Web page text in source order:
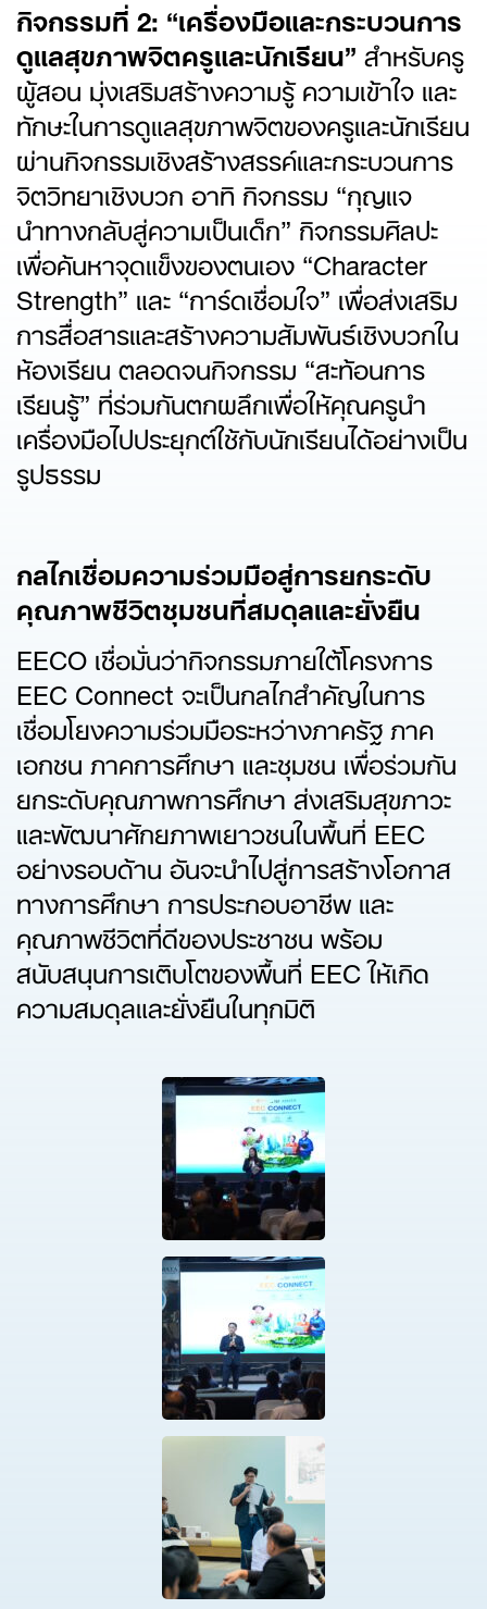
กิจกรรมที่2: “เครื่องมือและกระบวนการ
ดูแลสุขภาพจิตครูและนักเรียน”สำหรับครู
ผู้สอน มุ่งเสริมสร้างความรู้ ความเข้าใจ และ
ทักษะในการดูแลสุขภาพจิตของครูและนักเรียน
ผ่านกิจกรรมเชิงสร้างสรรค์และกระบวนการ
จิตวิทยาเชิงบวก อาทิ กิจกรรม “กุญแจ
นำทางกลับสู่ความเป็นเด็ก” กิจกรรมศิลปะ
เพื่อค้นหาจุดแข็งของตนเอง “Character
Strength” และ “การ์ดเชื่อมใจ” เพื่อส่งเสริม
การสื่อสารและสร้างความสัมพันธ์เชิงบวกใน
ห้องเรียน ตลอดจนกิจกรรม “สะท้อนการ
เรียนรู้” ที่ร่วมกันตกผลึกเพื่อให้คุณครูนำ
เครื่องมือไปประยุกต์ใช้กับนักเรียนได้อย่างเป็น
รูปธรรม
กลไกเชื่อมความร่วมมือสู่การยกระดับ
คุณภาพชีวิตชุมชนที่สมดุลและยั่งยืน
EECO เชื่อมั่นว่ากิจกรรมภายใต้โครงการ
EEC Connect จะเป็นกลไกสำคัญในการ
เชื่อมโยงความร่วมมือระหว่างภาครัฐ ภาค
เอกชน ภาคการศึกษา และชุมชน เพื่อร่วมกัน
ยกระดับคุณภาพการศึกษา ส่งเสริมสุขภาวะ
และพัฒนาศักยภาพเยาวชนในพื้นที่ EEC
อย่างรอบด้าน อันจะนำไปสู่การสร้างโอกาส
ทางการศึกษา การประกอบอาชีพ และ
คุณภาพชีวิตที่ดีของประชาชน พร้อม
สนับสนุนการเติบโตของพื้นที่ EEC ให้เกิด
ความสมดุลและยั่งยืนในทุกมิติ